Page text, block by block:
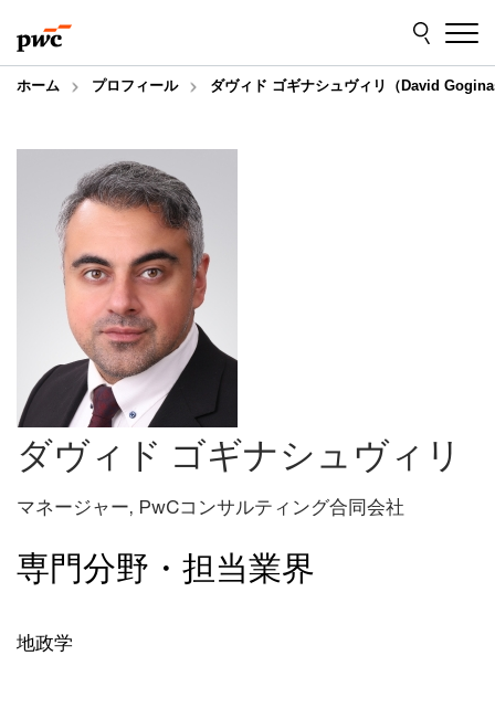
to
content
to
footer
ホーム プロフィール ダヴィド ゴギナシュヴィリ（David
ダヴィド ゴギナシュヴィリ
マネージャー, PwCコンサルティング合同会社
専門分野・担当業界
地政学